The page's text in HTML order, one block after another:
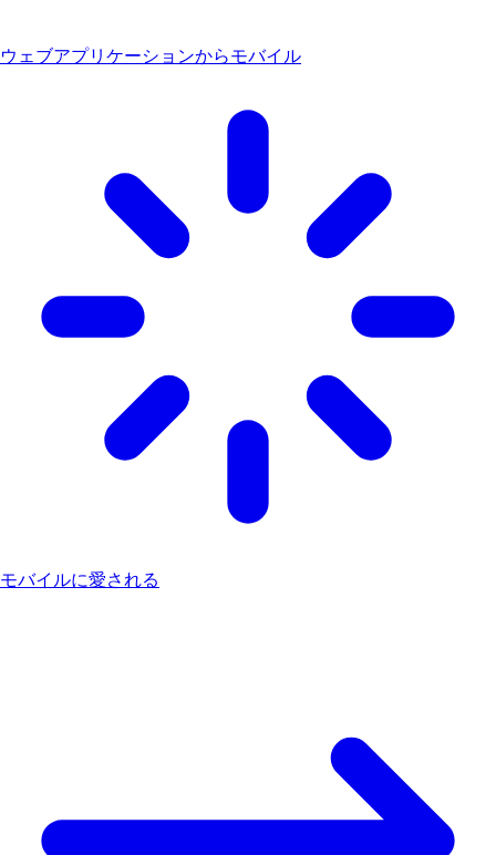
ウェブアプリケーションからモバイル
モバイルに愛される